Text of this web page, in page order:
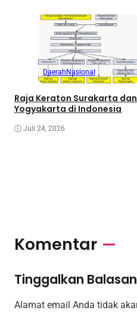
Daerah Nasional
Raja Keraton Surakarta dan
Yogyakarta di Indonesia
Juli 24, 2026
Komentar
Tinggalkan Balasan
Alamat email Anda tidak